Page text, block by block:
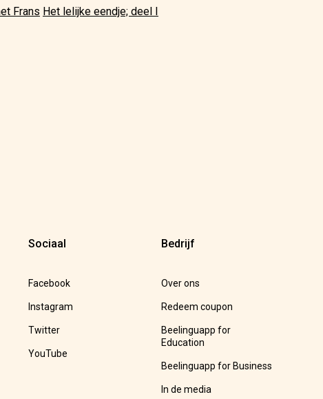
Frans Het lelijke eendje; deel I
Sociaal
Facebook
Instagram
Twitter
YouTube
Bedrijf
Over ons
Redeem coupon
Beelinguapp for
Education
Beelinguapp for Business
In de media